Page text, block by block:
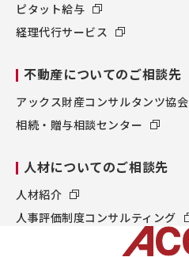
ピタット給与
経理代行サービス
不動産についてのご相談先
アックス財産コンサルタンツ協会
相続・贈与相談センター
人材についてのご相談先
人材紹介
人事評価制度コンサルティング